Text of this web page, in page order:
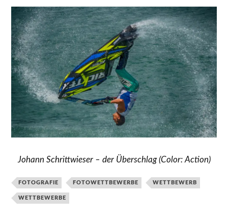
Johann Schrittwieser – der Überschlag (Color: Action)
FOTOGRAFIE FOTOWETTBEWERBE WETTBEWERB
WETTBEWERBE